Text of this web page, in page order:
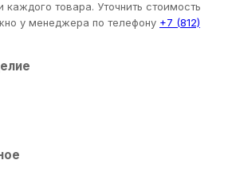
каждого товара. Уточнить стоимость
у менеджера по телефону +7 (812)